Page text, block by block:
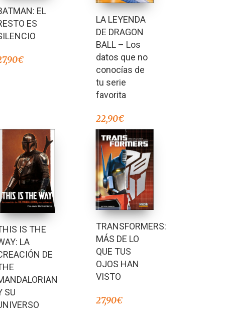
EL
ES
€
LA LEYENDA
DE DRAGON
BALL – Los
datos que no
conocías de
tu serie
favorita
22,90€
IS THE
LA
DE
SU
TRANSFORMERS:
MÁS DE LO
QUE TUS
OJOS HAN
VISTO
27,90€